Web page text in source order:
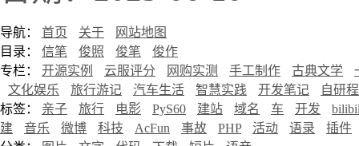
导航： 首页 关于
网站地图
目录： 信笔 俊照 俊笔
俊作
专栏： 开源实例 云服评分 网购实测 手工制作 古典文学
文化娱乐
旅行游记 汽车生活 智慧实践 开发笔记
自研
标签： 亲子 旅行 电影 PyS60 建站 域名 车 开发
建
音乐 微博 科技 AcFun 事故 PHP 活动 语录
插件